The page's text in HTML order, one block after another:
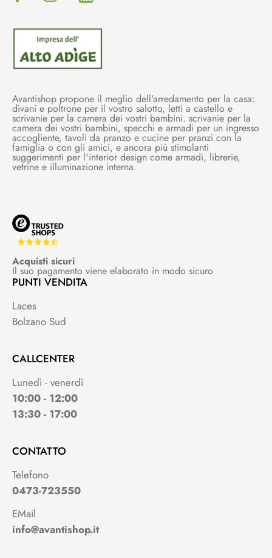
Avantishop propone il meglio dell'arredamento per la casa:
divani e poltrone per il vostro salotto, letti a castello e
scrivanie per la camera dei vostri bambini. scrivanie per la
camera dei vostri bambini, specchi e armadi per un ingresso
accogliente, tavoli da pranzo e cucine per pranzi con la
famiglia o con gli amici, e ancora più stimolanti
suggerimenti per l'interior design come armadi, librerie,
vetrine e illuminazione interna.
Acquisti sicuri
Il suo pagamento viene elaborato in modo sicuro
PUNTI VENDITA
Laces
Bolzano Sud
CALLCENTER
Lunedì - venerdì
10:00 - 12:00
13:30 - 17:00
CONTATTO
Telefono
0473-723550
EMail
info@avantishop.it